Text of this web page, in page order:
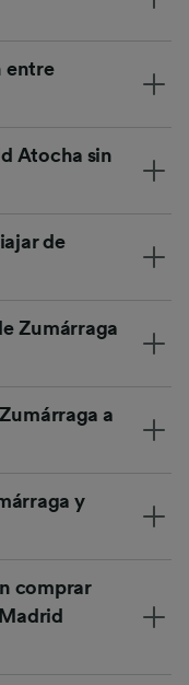
entre
Atocha sin
de
Zumárraga
a
y
comprar